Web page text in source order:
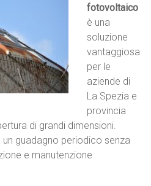
fotovoltaico
è una
soluzione
vantaggiosa
per le
aziende di
La Spezia e
provincia
di grandi dimensioni.
guadagno periodico senza
e manutenzione